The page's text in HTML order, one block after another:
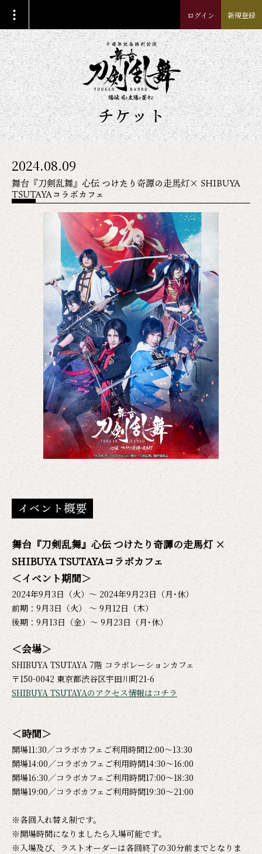
ログイン 新規登録
チケット
2024.08.09
舞台『刀剣乱舞』心伝 つけたり奇譚の走馬灯× SHIBUYA
TSUTAYAコラボカフェ
イベント概要
舞台『刀剣乱舞』心伝 つけたり奇譚の走馬灯 ×
SHIBUYA TSUTAYAコラボカフェ
＜イベント期間＞
2024年9月3日（火）～ 2024年9月23日（月･休）
前期：9月3日（火） ～ 9月12日（木）
後期：9月13日（金）～ 9月23日（月･休）
＜会場＞
SHIBUYA TSUTAYA 7階 コラボレーションカフェ
〒150-0042 東京都渋谷区宇田川町21-6
SHIBUYA TSUTAYAのアクセス情報はコチラ
＜時間＞
開場11:30／コラボカフェご利用時間12:00～13:30
開場14:00／コラボカフェご利用時間14:30～16:00
開場16:30／コラボカフェご利用時間17:00～18:30
開場19:00／コラボカフェご利用時間19:30～21:00
※各回入れ替え制です。
※開場時間になりましたら入場可能です。
※入場及び、ラストオーダーは各回終了の30分前までとなりま